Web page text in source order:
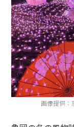
画像提供：